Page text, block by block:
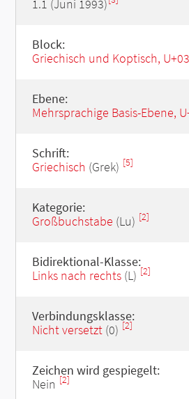
1.1 (Juni 1993)
Block:
Griechisch und Koptisch,
Ebene:
Mehrsprachige Basis-Ebene,
Schrift:
Griechisch (Grek) [5]
Kategorie:
Großbuchstabe (Lu) [2]
Bidirektional-Klasse:
Links nach rechts(L) [2]
Verbindungsklasse:
Nicht versetzt(0) [2]
Zeichen wird gespiegelt:
Nein [2]